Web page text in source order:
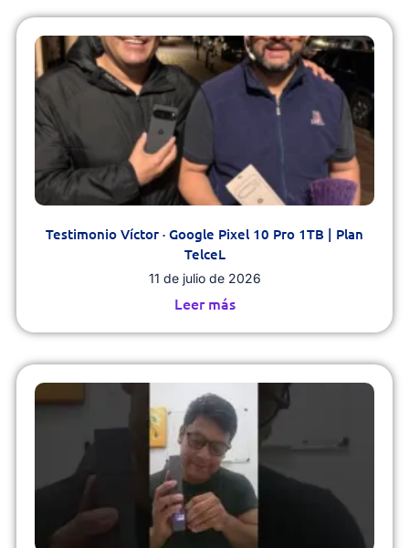
Testimonio Víctor · Google Pixel 10 Pro 1TB | Plan
TelceL
11 de julio de 2026
Leer más